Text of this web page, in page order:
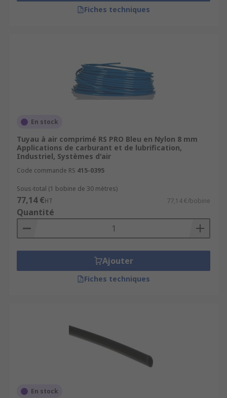
Fiches techniques
En stock
Tuyau à air comprimé RS PRO Bleu en Nylon 8 mm
Applications de carburant et de lubrification,
Industriel, Systèmes d'air
Code commande RS 415-0395
Sous-total (1 bobine de 30 mètres)
77,14 €HT 77,14 €/bobine
Quantité
Ajouter
Fiches techniques
En stock